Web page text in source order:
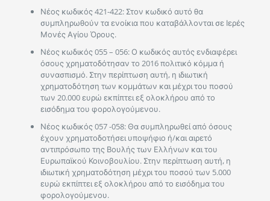
Νέος κωδικός 421-422: Στον κωδικό αυτό θα
συμπληρωθούν τα ενοίκια που καταβάλλονται σε Ιερές
Μονές Αγίου Όρους.
Νέος κωδικός 055 – 056: Ο κωδικός αυτός ενδιαφέρει
όσους χρηματοδότησαν το 2016 πολιτικό κόμμα ή
συνασπισμό. Στην περίπτωση αυτή, η ιδιωτική
χρηματοδότηση των κομμάτων και μέχρι του ποσού
των 20.000 ευρώ εκπίπτει εξ ολοκλήρου από το
εισόδημα του φορολογούμενου.
Νέος κωδικός 057 -058: Θα συμπληρωθεί από όσους
έχουν χρηματοδοτήσει υποψήφιο ή/και αιρετό
αντιπρόσωπο της Βουλής των Ελλήνων και του
Ευρωπαϊκού Κοινοβουλίου. Στην περίπτωση αυτή, η
ιδιωτική χρηματοδότηση μέχρι του ποσού των 5.000
ευρώ εκπίπτει εξ ολοκλήρου από το εισόδημα του
φορολογούμενου.